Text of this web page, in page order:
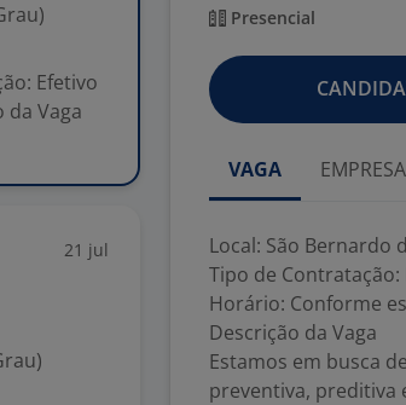
Efetivo
da Vaga
21 jul
Presencial
VAGA EMPRESA
Local: São Bernardo
Tipo de Contratação:
Horário: Conforme
Descrição da Vaga
Estamos em busca
preventiva, preditiva